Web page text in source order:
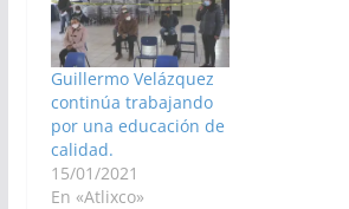
Guillermo Velázquez
continúa trabajando
por una educación de
calidad.
15/01/2021
En «Atlixco»